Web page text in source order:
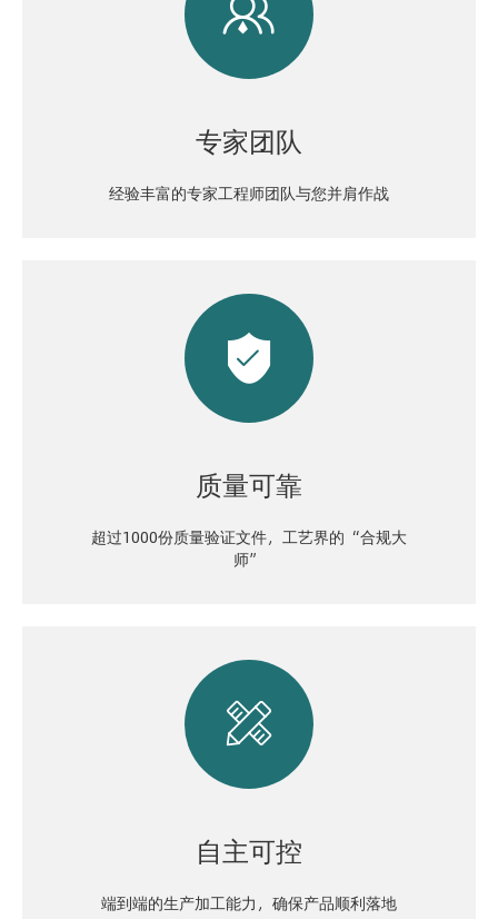

专家团队
经验丰富的专家工程师团队与您并肩作战

质量可靠
超过1000份质量验证文件，工艺界的“合规大
师”

自主可控
端到端的生产加工能力，确保产品顺利落地